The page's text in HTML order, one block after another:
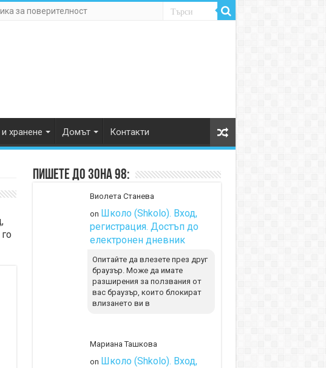
за поверителност
хранене Домът Контакти
Пишете до Зона 98:
Виолета Станева
on Школо (Shkolo). Вход,
регистрация. Достъп до
електронен дневник
Опитайте да влезете през друг
браузър. Може да имате
разширения за ползвания от
вас браузър, които блокират
влизането ви в
Мариана Ташкова
on Школо (Shkolo). Вход,